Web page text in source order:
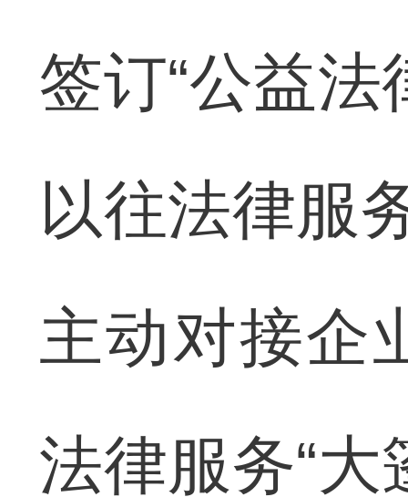
签订“公益
以往法律服
主动对接企
法律服务“